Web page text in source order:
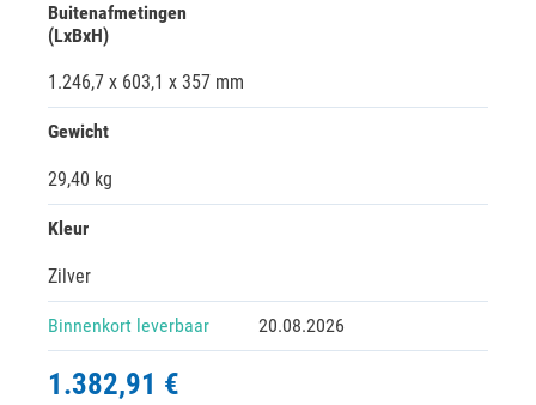
Buitenafmetingen
(LxBxH)
1.246,7 x 603,1 x 357 mm
Gewicht
29,40 kg
Kleur
Zilver
Binnenkort leverbaar 20.08.2026
1.382,91 €